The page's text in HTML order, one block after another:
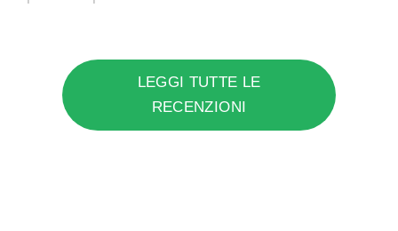
LEGGI TUTTE LE
RECENZIONI